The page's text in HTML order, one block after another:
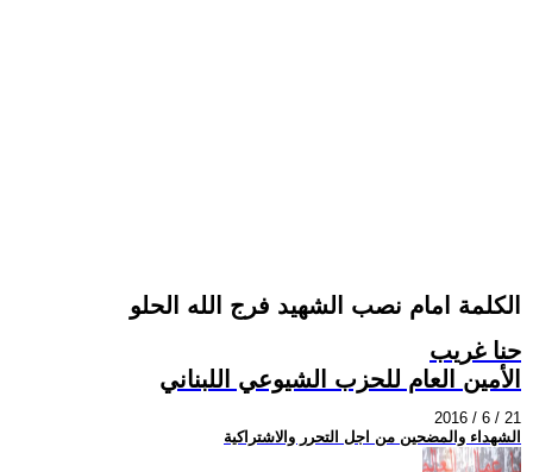
الكلمة امام نصب الشهيد فرج الله الحلو
حنا غريب
الأمين العام للحزب الشيوعي اللبناني
2016 / 6 / 21
الشهداء والمضحين من اجل التحرر والاشتراكية